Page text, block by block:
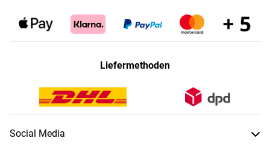
Liefermethoden
Social Media